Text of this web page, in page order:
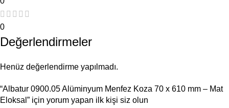
0
Değerlendirmeler
Henüz değerlendirme yapılmadı.
“Albatur 0900.05 Alüminyum Menfez Koza 70 x 610 mm – Mat
Eloksal” için yorum yapan ilk kişi siz olun